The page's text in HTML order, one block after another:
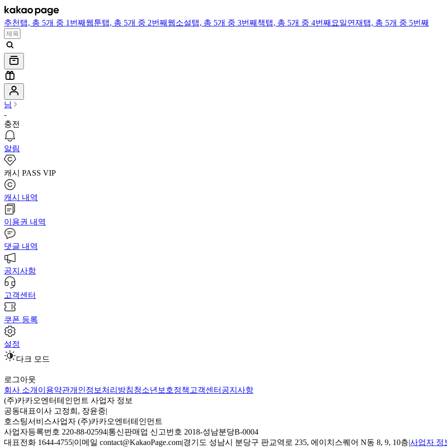
추천 탭, 총 5개 중 1번째 웹툰탭, 총 5개 중 2번째 웹소설탭, 총 5개 중 3번째 책탭, 총 5개 중 4번째 요일연재 탭, 총 5개 중 5번째
님
-
충전
알림
캐시 PASS VIP
캐시 내역
이용권 내역
댓글 내역
공지사항
고객센터
쿠폰 등록
설정
다크 모드
로그아웃
회사 소개 이용약관개인정보처리방침청소년보호정책 고객센터 공지사항
(주)카카오엔터테인먼트 사업자 정보
공동대표이사 고정희, 장윤중|
호스팅서비스사업자 (주)카카오엔터테인먼트
사업자등록번호 220-88-02594|통신판매업 신고번호 2018-성남분당B-0004
대표전화 1644-4755|이메일 contact@KakaoPage.com|경기도 성남시 분당구 판교역로 235, 에이치스퀘어 N동 8, 9, 10층|사업자 정